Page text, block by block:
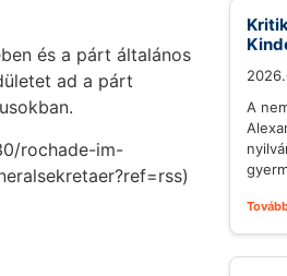
és a párt általános
ad a párt
rochade-im-
A